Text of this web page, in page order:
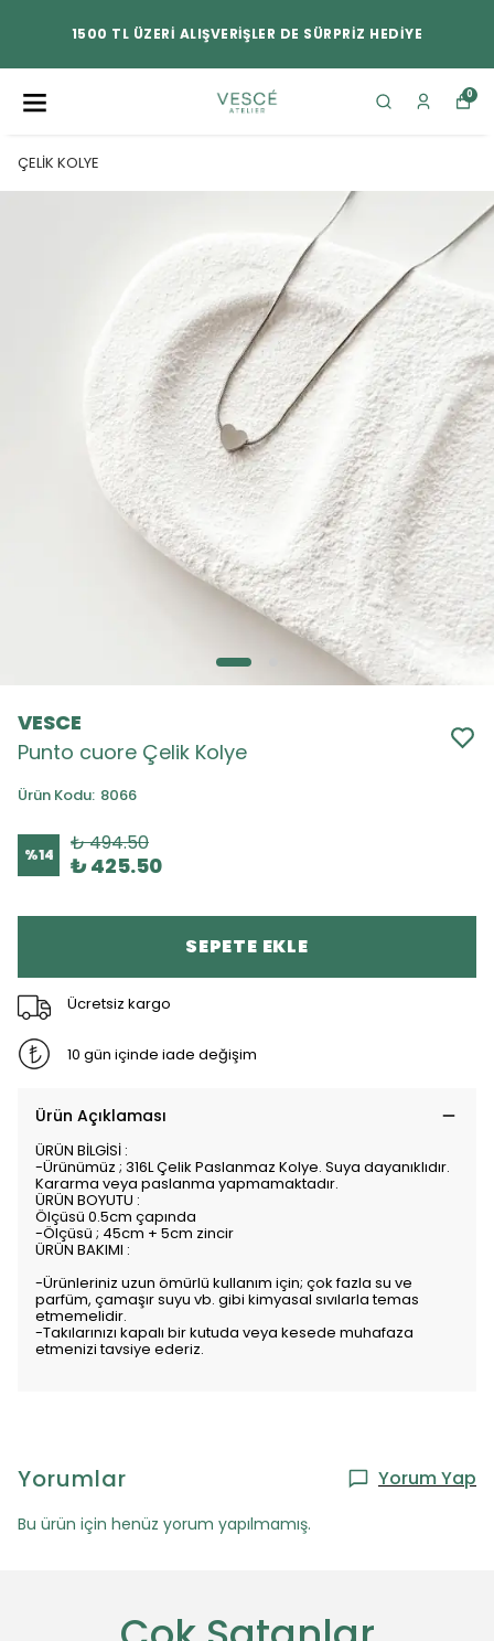
1500 TL ÜZERİ ALIŞVERİŞLER DE SÜRPRİZ HEDİYE
0
ÇELİK KOLYE
VESCE
Punto cuore Çelik Kolye
Ürün Kodu: 8066
%14 ₺ 494.50
₺ 425.50
SEPETE EKLE
Ücretsiz kargo
10 gün içinde iade değişim
Ürün Açıklaması
ÜRÜN BİLGİSİ :
-Ürünümüz ; 316L Çelik Paslanmaz Kolye. Suya dayanıklıdır.
Kararma veya paslanma yapmamaktadır.
ÜRÜN BOYUTU :
Ölçüsü 0.5cm çapında
-Ölçüsü ; 45cm + 5cm zincir
ÜRÜN BAKIMI :
-Ürünleriniz uzun ömürlü kullanım için; çok fazla su ve
parfüm, çamaşır suyu vb. gibi kimyasal sıvılarla temas
etmemelidir.
-Takılarınızı kapalı bir kutuda veya kesede muhafaza
etmenizi tavsiye ederiz.
Yorumlar Yorum Yap
Bu ürün için henüz yorum yapılmamış.